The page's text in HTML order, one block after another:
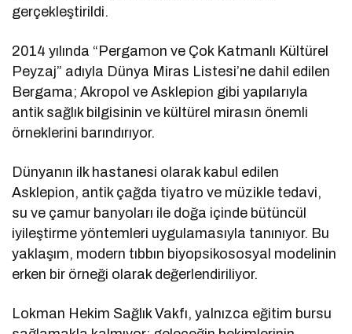
gerçekleştirildi.
2014 yılında “Pergamon ve Çok Katmanlı Kültürel
Peyzaj” adıyla Dünya Miras Listesi’ne dahil edilen
Bergama; Akropol ve Asklepion gibi yapılarıyla
antik sağlık bilgisinin ve kültürel mirasın önemli
örneklerini barındırıyor.
Dünyanın ilk hastanesi olarak kabul edilen
Asklepion, antik çağda tiyatro ve müzikle tedavi,
su ve çamur banyoları ile doğa içinde bütüncül
iyileştirme yöntemleri uygulamasıyla tanınıyor. Bu
yaklaşım, modern tıbbın biyopsikososyal modelinin
erken bir örneği olarak değerlendiriliyor.
Lokman Hekim Sağlık Vakfı, yalnızca eğitim bursu